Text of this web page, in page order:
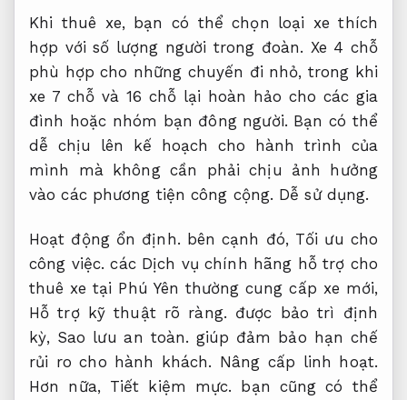
Khi thuê xe, bạn có thể chọn loại xe thích
hợp với số lượng người trong đoàn. Xe 4 chỗ
phù hợp cho những chuyến đi nhỏ, trong khi
xe 7 chỗ và 16 chỗ lại hoàn hảo cho các gia
đình hoặc nhóm bạn đông người. Bạn có thể
dễ chịu lên kế hoạch cho hành trình của
mình mà không cần phải chịu ảnh hưởng
vào các phương tiện công cộng. Dễ sử dụng.
Hoạt động ổn định. bên cạnh đó, Tối ưu cho
công việc. các Dịch vụ chính hãng hỗ trợ cho
thuê xe tại Phú Yên thường cung cấp xe mới,
Hỗ trợ kỹ thuật rõ ràng. được bảo trì định
kỳ, Sao lưu an toàn. giúp đảm bảo hạn chế
rủi ro cho hành khách. Nâng cấp linh hoạt.
Hơn nữa, Tiết kiệm mực. bạn cũng có thể